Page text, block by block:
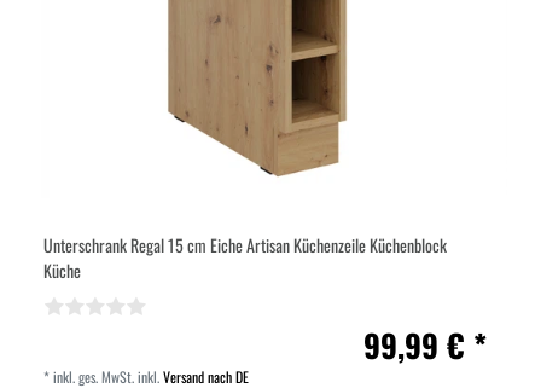
Unterschrank Regal 15 cm Eiche Artisan Küchenzeile Küchenblock
Küche
99,99 € *
*inkl. ges. MwSt.inkl.Versand nach DE